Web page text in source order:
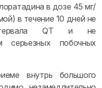
в дозе 45 мг/
в течение 10 дней не
QТ и не
серьезных побочных
внутрь большого